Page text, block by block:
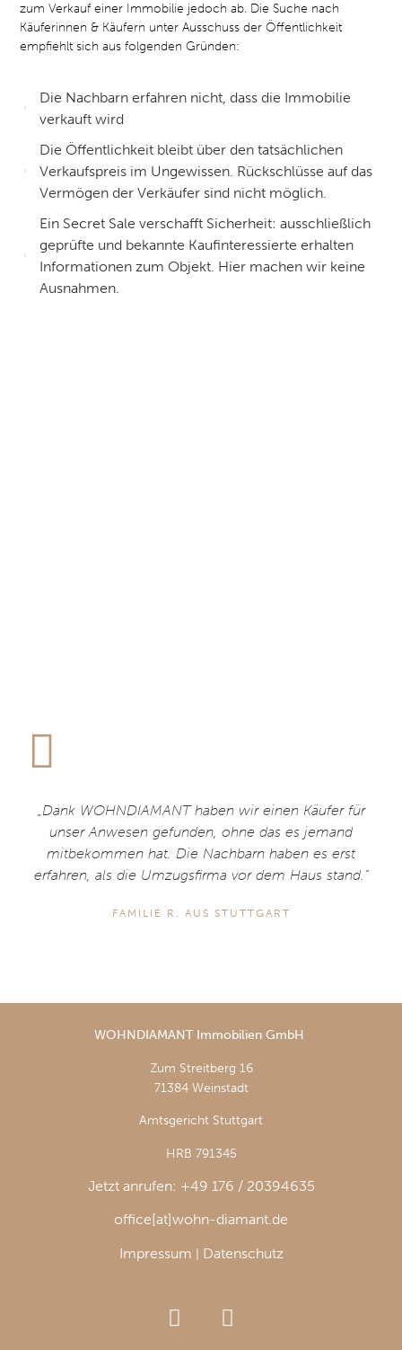
zum Verkauf einer Immobilie jedoch ab. Die Suche nach
Käuferinnen & Käufern unter Ausschuss der Öffentlichkeit
empfiehlt sich aus folgenden Gründen:
Die Nachbarn erfahren nicht, dass die Immobilie
verkauft wird
Die Öffentlichkeit bleibt über den tatsächlichen
Verkaufspreis im Ungewissen. Rückschlüsse auf das
Vermögen der Verkäufer sind nicht möglich.
Ein Secret Sale verschafft Sicherheit: ausschließlich
geprüfte und bekannte Kaufinteressierte erhalten
Informationen zum Objekt. Hier machen wir keine
Ausnahmen.
„Dank WOHNDIAMANT haben wir einen Käufer für
unser Anwesen gefunden, ohne das es jemand
mitbekommen hat. Die Nachbarn haben es erst
erfahren, als die Umzugsfirma vor dem Haus stand.“
FAMILIE R. AUS STUTTGART
WOHNDIAMANT Immobilien GmbH
Zum Streitberg 16
71384 Weinstadt
Amtsgericht Stuttgart
HRB 791345
Jetzt anrufen: +49 176 / 20394635
office[at]wohn-diamant.de
Impressum
Datenschutz